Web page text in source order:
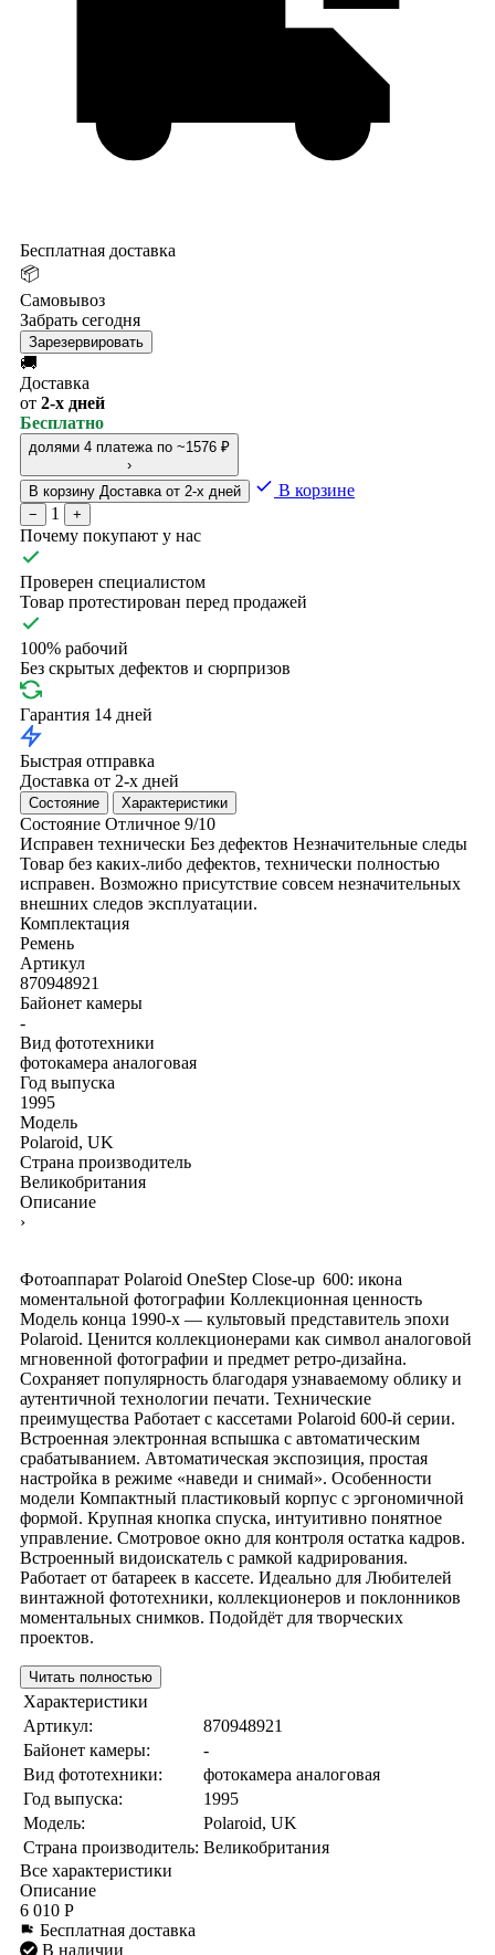
Бесплатная доставка
📦
Самовывоз
Забрать сегодня
Зарезервировать
🚚
Доставка
от 2-х дней
Бесплатно
долями 4 платежа по ~1576 ₽
›
В корзину Доставка от 2-х дней В корзине
− 1 +
Почему покупают у нас
Проверен специалистом
Товар протестирован перед продажей
100% рабочий
Без скрытых дефектов и сюрпризов
Гарантия 14 дней
Быстрая отправка
Доставка от 2-х дней
Состояние Характеристики
Состояние Отличное 9/10
Исправен технически Без дефектов Незначительные следы
Товар без каких-либо дефектов, технически полностью
исправен. Возможно присутствие совсем незначительных
внешних следов эксплуатации.
Комплектация
Ремень
Артикул
870948921
Байонет камеры
-
Вид фототехники
фотокамера аналоговая
Год выпуска
1995
Модель
Polaroid, UK
Страна производитель
Великобритания
Описание
›
Фотоаппарат Polaroid OneStep Close‑up 600: икона
моментальной фотографии Коллекционная ценность
Модель конца 1990‑х — культовый представитель эпохи
Polaroid. Ценится коллекционерами как символ аналоговой
мгновенной фотографии и предмет ретро‑дизайна.
Сохраняет популярность благодаря узнаваемому облику и
аутентичной технологии печати. Технические
преимущества Работает с кассетами Polaroid 600‑й серии.
Встроенная электронная вспышка с автоматическим
срабатыванием. Автоматическая экспозиция, простая
настройка в режиме «наведи и снимай». Особенности
модели Компактный пластиковый корпус с эргономичной
формой. Крупная кнопка спуска, интуитивно понятное
управление. Смотровое окно для контроля остатка кадров.
Встроенный видоискатель с рамкой кадрирования.
Работает от батареек в кассете. Идеально для Любителей
винтажной фототехники, коллекционеров и поклонников
моментальных снимков. Подойдёт для творческих
проектов.
Читать полностью
Характеристики
Артикул:
870948921
Байонет камеры:
-
Вид фототехники:
фотокамера аналоговая
Год выпуска:
1995
Модель:
Polaroid, UK
Страна производитель: Великобритания
Все характеристики
Описание
6 010 Р
Бесплатная доставка
В наличии